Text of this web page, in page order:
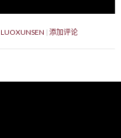
LUOXUNSEN 添加评论